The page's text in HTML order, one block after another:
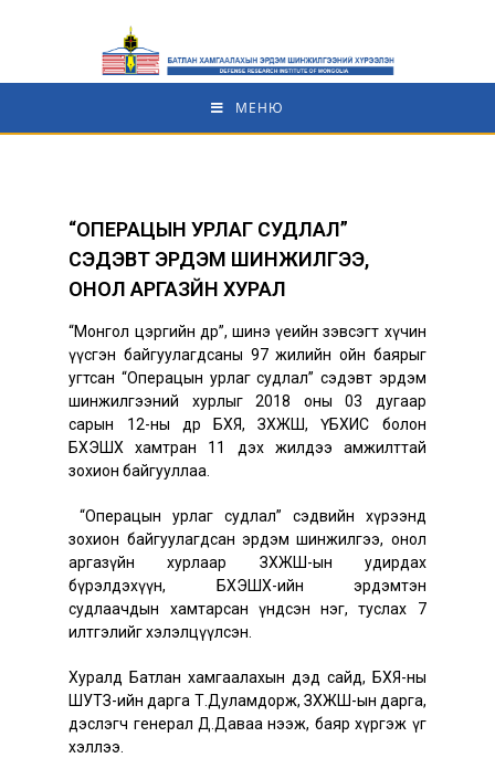
МЕНЮ
“ОПЕРАЦЫН УРЛАГ СУДЛАЛ”
СЭДЭВТ ЭРДЭМ ШИНЖИЛГЭЭ,
ОНОЛ АРГАЗҮЙН ХУРАЛ
“Монгол цэргийн өдөр”, шинэ үеийн зэвсэгт хүчин
үүсгэн байгуулагдсаны 97 жилийн ойн баярыг
угтсан “Операцын урлаг судлал” сэдэвт эрдэм
шинжилгээний хурлыг 2018 оны 03 дугаар
сарын 12-ны өдөр БХЯ, ЗХЖШ, ҮБХИС болон
БХЭШХ хамтран 11 дэх жилдээ амжилттай
зохион байгууллаа.
“Операцын урлаг судлал” сэдвийн хүрээнд
зохион байгуулагдсан эрдэм шинжилгээ, онол
аргазүйн хурлаар ЗХЖШ-ын удирдах
бүрэлдэхүүн, БХЭШХ-ийн эрдэмтэн
судлаачдын хамтарсан үндсэн нэг, туслах 7
илтгэлийг хэлэлцүүлсэн.
Хуралд Батлан хамгаалахын дэд сайд, БХЯ-ны
ШУТЗ-ийн дарга Т.Дуламдорж, ЗХЖШ-ын дарга,
дэслэгч генерал Д.Даваа нээж, баяр хүргэж үг
хэллээ.